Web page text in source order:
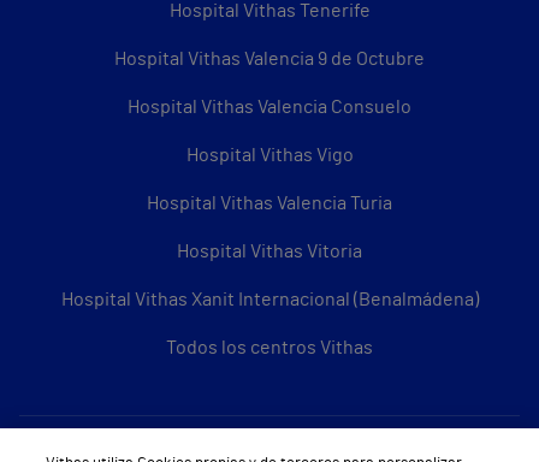
Hospital Vithas Tenerife
Hospital Vithas Valencia 9 de Octubre
Hospital Vithas Valencia Consuelo
Hospital Vithas Vigo
Hospital Vithas Valencia Turia
Hospital Vithas Vitoria
Hospital Vithas Xanit Internacional (Benalmádena)
Todos los centros Vithas
Sobre Vithas